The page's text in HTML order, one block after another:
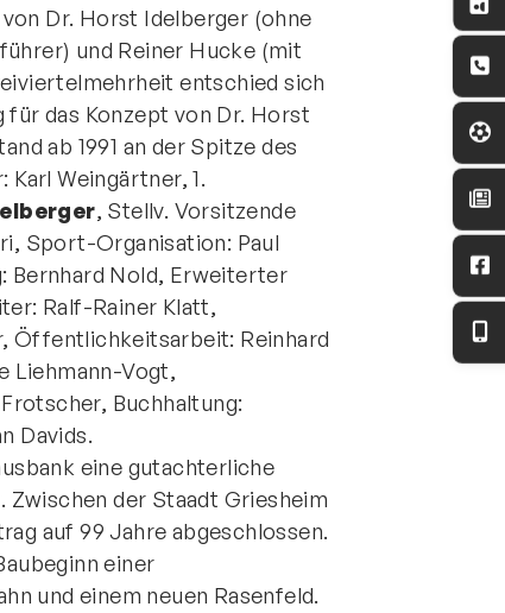
Dr. Horst Idelberger (ohne
und Reiner Hucke (mit
entschied sich
das Konzept von Dr. Horst
ab 1991 an der Spitze des
Weingärtner, 1.
, Stellv. Vorsitzende
Sport-Organisation: Paul
Bernhard Nold, Erweiterter
Ralf-Rainer Klatt,
Öffentlichkeitsarbeit: Reinhard
Liehmann-Vogt,
Buchhaltung:
Davids.
eine gutachterliche
der Staadt Griesheim
auf 99 Jahre abgeschlossen.
einer
und einem neuen Rasenfeld.